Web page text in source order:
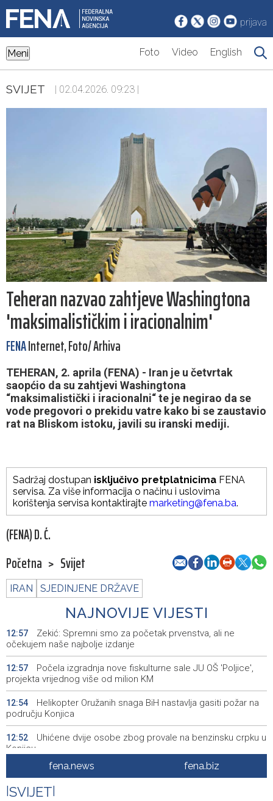
prijava
Meni Foto Video English
SVIJET | 02.04.2026. 09:23 |
Teheran nazvao zahtjeve Washingtona
'maksimalističkim i iracionalnim'
FENAInternet, Foto/ Arhiva
TEHERAN, 2. aprila (FENA) - Iran je u četvrtak
saopćio da su zahtjevi Washingtona
“maksimalistički i iracionalni“ te je negirao da se
vode pregovori o prekidu vatre kako bi se zaustavio
rat na Bliskom istoku, javili su iranski mediji.
Sadržaj dostupan isključivo pretplatnicima FENA
servisa. Za više informacija o načinu i uslovima
korištenja servisa kontaktirajte marketing@fena.ba.
(FENA) D. Ć.
Početna > Svijet
IRAN SJEDINJENE DRŽAVE
NAJNOVIJE VIJESTI
12:57
Zekić: Spremni smo za početak prvenstva, ali ne
očekujem naše najbolje izdanje
12:57
Počela izgradnja nove fiskulturne sale JU OŠ 'Poljice',
projekta vrijednog više od milion KM
12:54
Helikopter Oružanih snaga BiH nastavlja gasiti požar na
području Konjica
12:52
Uhićene dvije osobe zbog provale na benzinsku crpku u
Konjicu
U BiH u prvih šest mjeseci 2026. manje turističkih
dolazaka, ali više noćenja
fena.news fena.biz
SVIJET